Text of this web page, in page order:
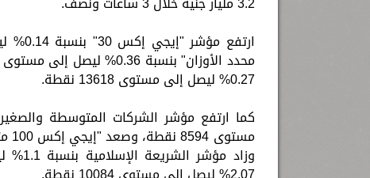
0.27% ليصل إلى مستوى 13618 نقطة.